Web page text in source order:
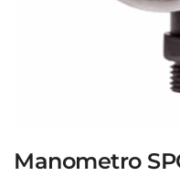
Manometro